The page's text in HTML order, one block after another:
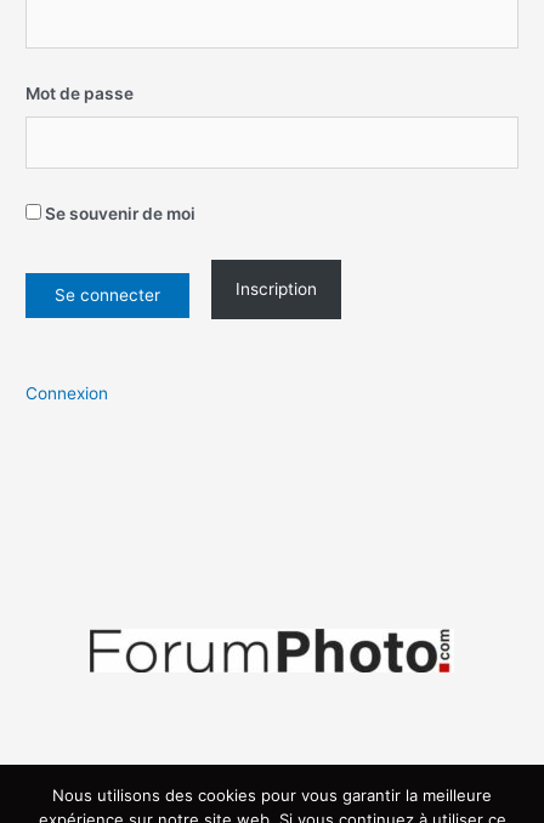
Mot de passe
Se souvenir de moi
Inscription
Connexion
Nous utilisons des cookies pour vous garantir la meilleure